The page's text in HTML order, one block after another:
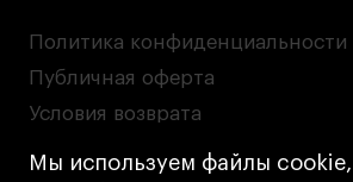
Мы используем файлы cookie,
Политика конфиденциальности
Публичная оферта
Условия возврата
Кредит на образование с